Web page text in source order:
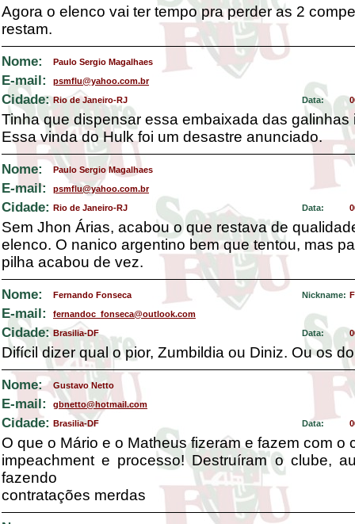
Agora o elenco vai ter tempo pra perder as 2
restam.
Nome: Paulo Sergio Magalhaes
E-mail: psmflu@yahoo.com.br
Cidade: Rio de Janeiro-RJ Data:
Tinha que dispensar essa embaixada das galinhas
Essa vinda do Hulk foi um desastre anunciado.
Nome: Paulo Sergio Magalhaes
E-mail: psmflu@yahoo.com.br
Cidade: Rio de Janeiro-RJ Data:
Sem Jhon Árias, acabou o que restava de
elenco. O nanico argentino bem que tentou, mas
pilha acabou de vez.
Nome: Fernando Fonseca Nickname:
E-mail: fernandoc_fonseca@outlook.com
Cidade: Brasilia-DF Data:
Difícil dizer qual o pior, Zumbildia ou Diniz. Ou os
Nome: Gustavo Netto
E-mail: gbnetto@hotmail.com
Cidade: Brasilia-DF Data:
O que o Mário e o Matheus fizeram e fazem com o
impeachment e processo! Destruíram o clube,
fazendo
contratações merdas